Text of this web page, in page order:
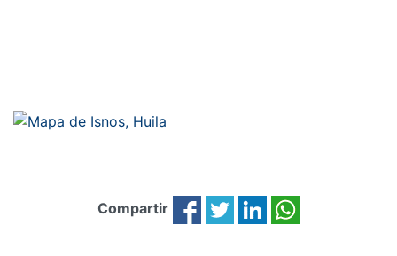
Compartir